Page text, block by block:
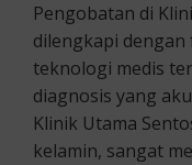
Pengobatan di
dilengkapi
teknologi medis
diagnosis yang
Klinik Utama
kelamin, sangat